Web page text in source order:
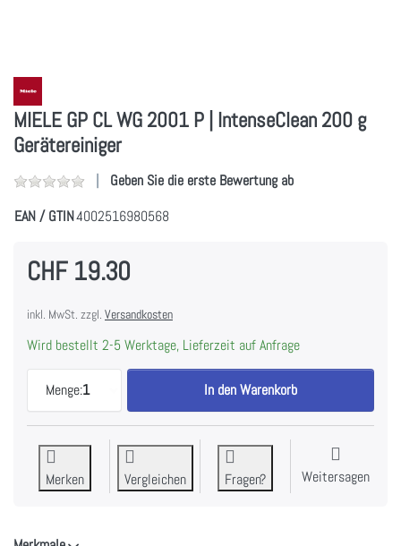
MIELE GP CL WG 2001 P | IntenseClean 200 g
Gerätereiniger
Geben Sie die erste Bewertung ab
EAN / GTIN4002516980568
CHF 19.30
inkl. MwSt. zzgl. Versandkosten
Wird bestellt 2-5 Werktage, Lieferzeit auf Anfrage
Menge:1
MIELE GP CL WG 2001 P | IntenseClean 200 g
In den Warenkorb
Merken Vergleichen Fragen? Weitersagen